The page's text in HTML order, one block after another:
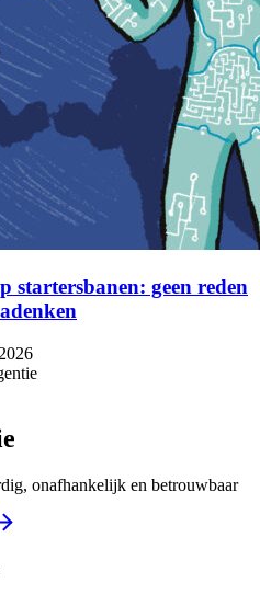
startersbanen: geen reden
onafhankelijk en betrouwbaar